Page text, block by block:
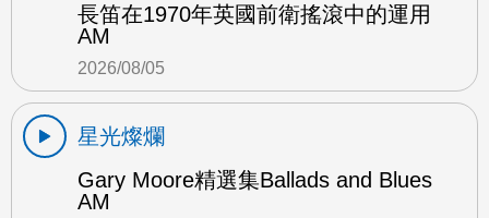
長笛在1970年英國前衛搖滾中的運用
AM
2026/08/05
星光燦爛
Gary Moore精選集Ballads and Blues
AM